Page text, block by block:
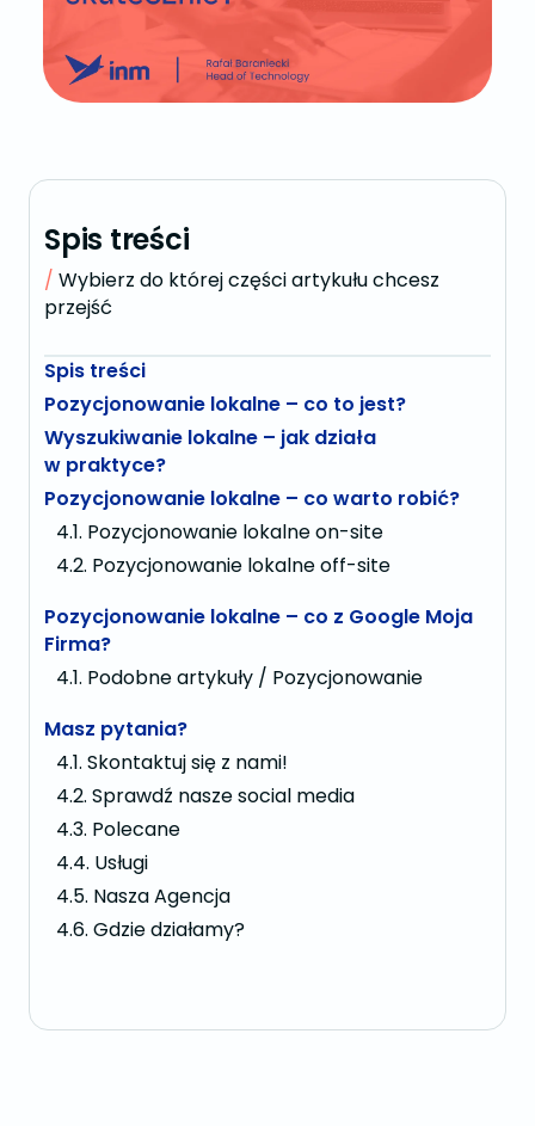
Spis treści
Wybierz do której części artykułu chcesz
przejść
Spis treści
Pozycjonowanie lokalne – co to jest?
Wyszukiwanie lokalne – jak działa
w praktyce?
Pozycjonowanie lokalne – co warto robić?
Pozycjonowanie lokalne on-site
Pozycjonowanie lokalne off-site
Pozycjonowanie lokalne – co z Google Moja
Firma?
Podobne artykuły / Pozycjonowanie
Masz pytania?
Skontaktuj się z nami!
Sprawdź nasze social media
Polecane
Usługi
Nasza Agencja
Gdzie działamy?